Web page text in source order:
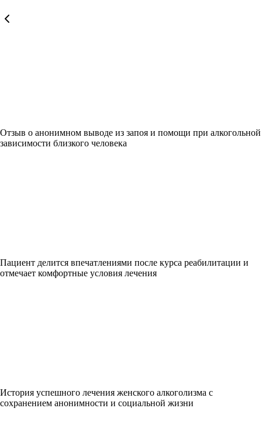
Отзыв о анонимном выводе из запоя и помощи при алкогольной
зависимости близкого человека
Пациент делится впечатлениями после курса реабилитации и
отмечает комфортные условия лечения
История успешного лечения женского алкоголизма с
сохранением анонимности и социальной жизни